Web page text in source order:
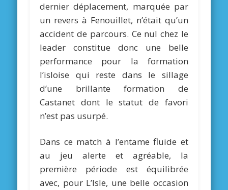
dernier déplacement, marquée par
un revers à Fenouillet, n’était qu’un
accident de parcours. Ce nul chez le
leader constitue donc une belle
performance pour la formation
l’isloise qui reste dans le sillage
d’une brillante formation de
Castanet dont le statut de favori
n’est pas usurpé.
Dans ce match à l’entame fluide et
au jeu alerte et agréable, la
première période est équilibrée
avec, pour L’Isle, une belle occasion